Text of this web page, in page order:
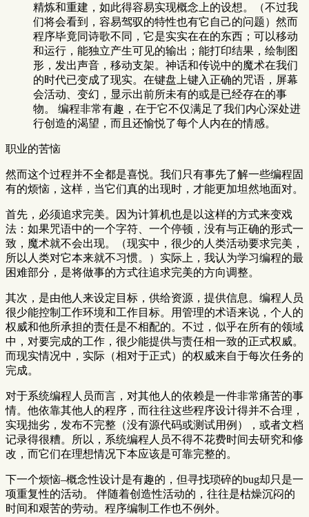
精炼和重建，如此得容易实现概念上的设想。（不过我
们将会看到，容易驾驭的特性也有它自己的问题）然而
程序毕竟同诗歌不同，它是实实在在的东西；可以移动
和运行，能独立产生可见的输出；能打印结果，绘制图
形，发出声音，移动支架。神话和传说中的魔术在我们
的时代已变成了现实。在键盘上键入正确的咒语，屏幕
会活动、变幻，显示出前所未有的或是已经存在的事
物。 编程非常有趣，在于它不仅满足了我们内心深处进
行创造的渴望，而且还愉悦了每个人内在的情感。
职业的苦恼
然而这个过程并不全都是喜悦。我们只有事先了解一些编程固
有的烦恼，这样，当它们真的出现时，才能更加坦然地面对。
首先，必须追求完美。因为计算机也是以这样的方式来变戏
法：如果咒语中的一个字符、一个停顿，没有与正确的形式一
致，魔术就不会出现。（现实中，很少的人类活动要求完美，
所以人类对它本来就不习惯。）实际上，我认为学习编程的最
困难部分，是将做事的方式往追求完美的方向调整。
其次，是由他人来设定目标，供给资源，提供信息。编程人员
很少能控制工作环境和工作目标。用管理的术语来说，个人的
权威和他所承担的责任是不相配的。不过，似乎在所有的领域
中，对要完成的工作，很少能提供与责任相一致的正式权威。
而现实情况中，实际（相对于正式）的权威来自于每次任务的
完成。
对于系统编程人员而言，对其他人的依赖是一件非常痛苦的事
情。他依靠其他人的程序，而往往这些程序设计得并不合理，
实现拙劣，发布不完整（没有源代码或测试用例），或者文档
记录得很糟。所以，系统编程人员不得不花费时间去研究和修
改，而它们在理想情况下本应该是可靠完整的。
下一个烦恼–概念性设计是有趣的，但寻找琐碎的bug却只是一
项重复性的活动。 伴随着创造性活动的，往往是枯燥沉闷的
时间和艰苦的劳动。程序编制工作也不例外。